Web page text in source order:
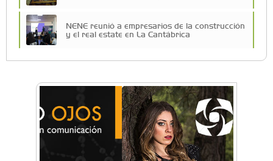
NENE reunió a empresarios de la construcción
y el real estate en La Cantábrica
Una compañía teatral de Castelar competirá
por el Premio FEBA Cultura
La primera vez que Eva Perón voló en avión lo
hizo desde Morón